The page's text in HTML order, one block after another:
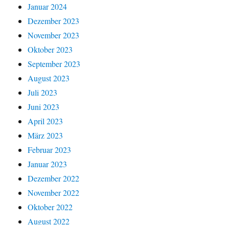
Januar 2024
Dezember 2023
November 2023
Oktober 2023
September 2023
August 2023
Juli 2023
Juni 2023
April 2023
März 2023
Februar 2023
Januar 2023
Dezember 2022
November 2022
Oktober 2022
August 2022